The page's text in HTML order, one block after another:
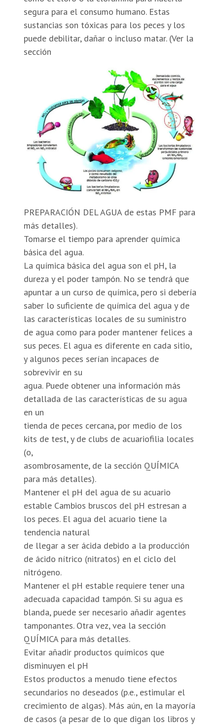
segura para el consumo humano. Estas
sustancias son tóxicas para los peces y los
puede debilitar, dañar o incluso matar. (Ver la
sección
PREPARACIÓN DEL AGUA de estas PMF para
más detalles).
Tomarse el tiempo para aprender química
básica del agua.
La química básica del agua son el pH, la
dureza y el poder tampón. No se tendrá que
apuntar a un curso de química, pero si debería
saber lo suficiente de química del agua y de
las características locales de su suministro
de agua como para poder mantener felices a
sus peces. El agua es diferente en cada sitio,
y algunos peces serían incapaces de
sobrevivir en su
agua. Puede obtener una información más
detallada de las características de su agua
en un
tienda de peces cercana, por medio de los
kits de test, y de clubs de acuariofilia locales
(o,
asombrosamente, de la sección QUÍMICA
para más detalles).
Mantener el pH del agua de su acuario
estable Cambios bruscos del pH estresan a
los peces. El agua del acuario tiene la
tendencia natural
de llegar a ser ácida debido a la producción
de ácido nítrico (nitratos) en el ciclo del
nitrógeno.
Mantener el pH estable requiere tener una
adecuada capacidad tampón. Si su agua es
blanda, puede ser necesario añadir agentes
tamponantes. Otra vez, vea la sección
QUÍMICA para más detalles.
Evitar añadir productos químicos que
disminuyen el pH
Estos productos a menudo tiene efectos
secundarios no deseados (p.e., estimular el
crecimiento de algas). Más aún, en la mayoría
de casos (a pesar de lo que digan los libros y